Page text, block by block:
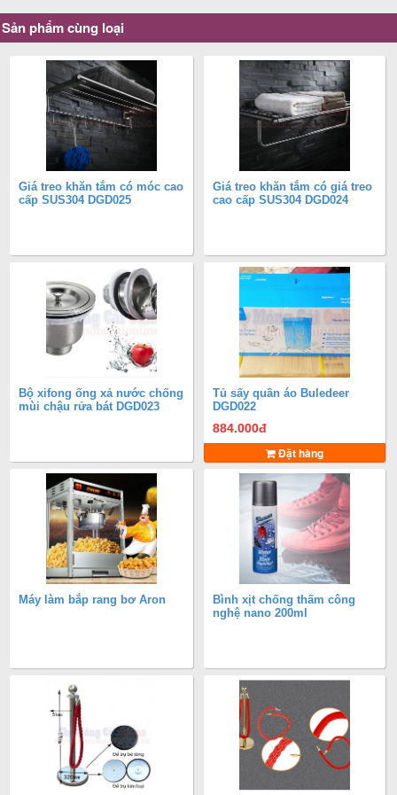
Sản phẩm cùng loại
Giá treo khăn tắm có móc cao
cấp SUS304 DGD025
Giá treo khăn tắm có giá treo
cao cấp SUS304 DGD024
Bộ xifong ống xả nước chống
mùi chậu rửa bát DGD023
Tủ sấy quần áo Buledeer
DGD022
884.000đ
Đặt hàng
Máy làm bắp rang bơ Aron
Bình xịt chống thấm công
nghệ nano 200ml